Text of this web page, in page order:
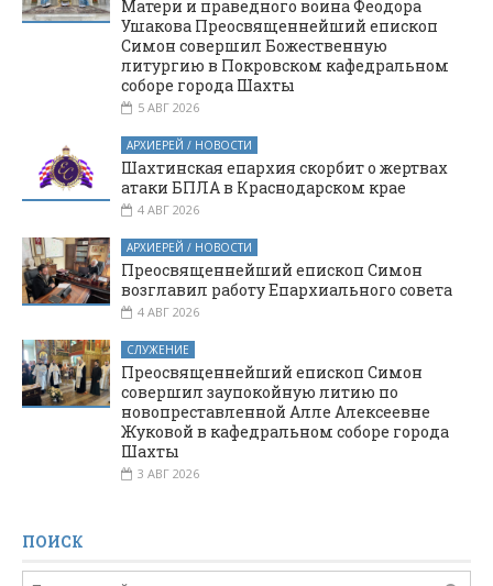
Матери и праведного воина Феодора
Ушакова Преосвященнейший епископ
Симон совершил Божественную
литургию в Покровском кафедральном
соборе города Шахты
5 АВГ 2026
АРХИЕРЕЙ / НОВОСТИ
Шахтинская епархия скорбит о жертвах
атаки БПЛА в Краснодарском крае
4 АВГ 2026
АРХИЕРЕЙ / НОВОСТИ
Преосвященнейший епископ Симон
возглавил работу Епархиального совета
4 АВГ 2026
СЛУЖЕНИЕ
Преосвященнейший епископ Симон
совершил заупокойную литию по
новопреставленной Алле Алексеевне
Жуковой в кафедральном соборе города
Шахты
3 АВГ 2026
ПОИСК